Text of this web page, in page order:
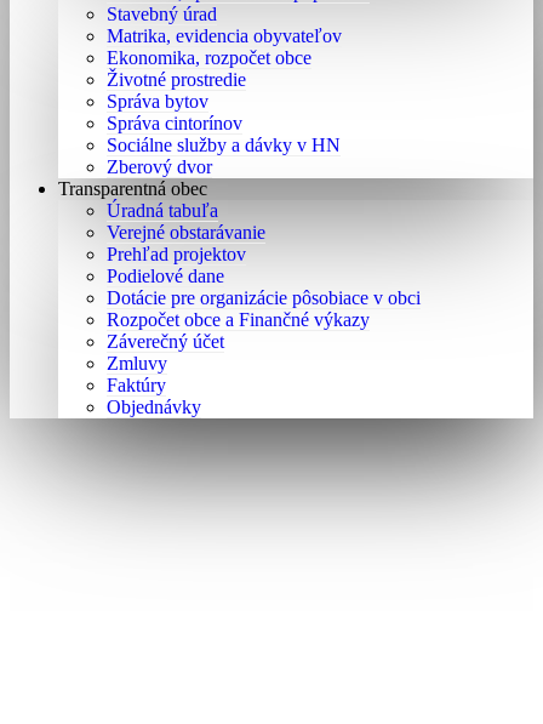
Stavebný úrad
Matrika, evidencia obyvateľov
Ekonomika, rozpočet obce
Životné prostredie
Správa bytov
Správa cintorínov
Sociálne služby a dávky v HN
Zberový dvor
Transparentná obec
Úradná tabuľa
Verejné obstarávanie
Prehľad projektov
Podielové dane
Dotácie pre organizácie pôsobiace v obci
Rozpočet obce a Finančné výkazy
Záverečný účet
Zmluvy
Faktúry
Objednávky